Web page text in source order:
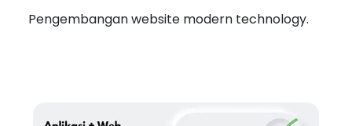
Pengembangan website modern technology.